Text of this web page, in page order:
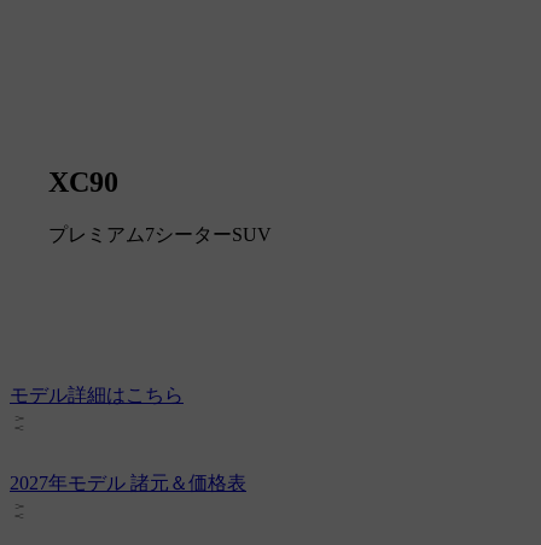
XC90
プレミアム7シーターSUV
モデル詳細はこちら
2027年モデル 諸元＆価格表